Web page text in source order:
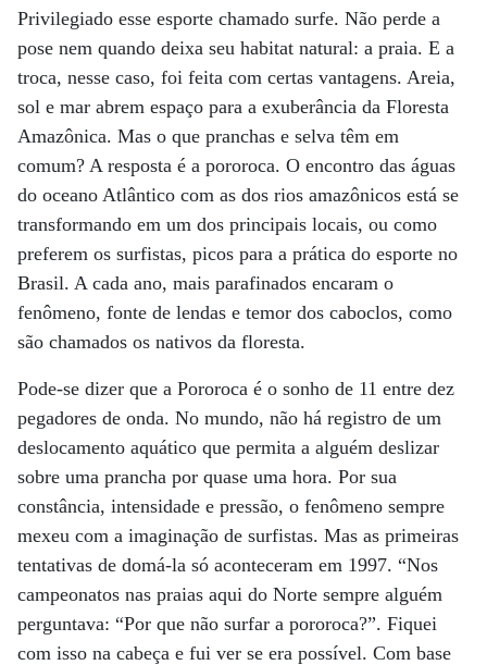
Privilegiado esse esporte chamado surfe. Não perde a
pose nem quando deixa seu habitat natural: a praia. E a
troca, nesse caso, foi feita com certas vantagens. Areia,
sol e mar abrem espaço para a exuberância da Floresta
Amazônica. Mas o que pranchas e selva têm em
comum? A resposta é a pororoca. O encontro das águas
do oceano Atlântico com as dos rios amazônicos está se
transformando em um dos principais locais, ou como
preferem os surfistas, picos para a prática do esporte no
Brasil. A cada ano, mais parafinados encaram o
fenômeno, fonte de lendas e temor dos caboclos, como
são chamados os nativos da floresta.
Pode-se dizer que a Pororoca é o sonho de 11 entre dez
pegadores de onda. No mundo, não há registro de um
deslocamento aquático que permita a alguém deslizar
sobre uma prancha por quase uma hora. Por sua
constância, intensidade e pressão, o fenômeno sempre
mexeu com a imaginação de surfistas. Mas as primeiras
tentativas de domá-la só aconteceram em 1997. “Nos
campeonatos nas praias aqui do Norte sempre alguém
perguntava: “Por que não surfar a pororoca?”. Fiquei
com isso na cabeça e fui ver se era possível. Com base